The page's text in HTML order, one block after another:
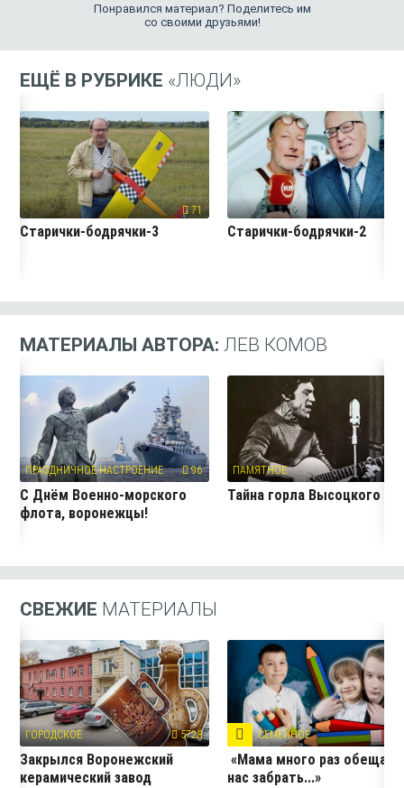
Понравился материал? Поделитесь им
со своими друзьями!
ЕЩЁ В РУБРИКЕ «ЛЮДИ»
71
Старички-бодрячки-3 Старички-бодрячки-2
МАТЕРИАЛЫ АВТОРА:ЛЕВ КОМОВ
ПРАЗДНИЧНОЕ НАСТРОЕНИЕ 96
С Днём Военно-морского
флота, воронежцы!
ПАМЯТНОЕ
Тайна горла Высоцкого
СВЕЖИЕ МАТЕРИАЛЫ
ГОРОДСКОЕ 5728
Закрылся Воронежский
керамический завод
СЕМЕЙНОЕ
«Мама много раз обещала
нас забрать...»